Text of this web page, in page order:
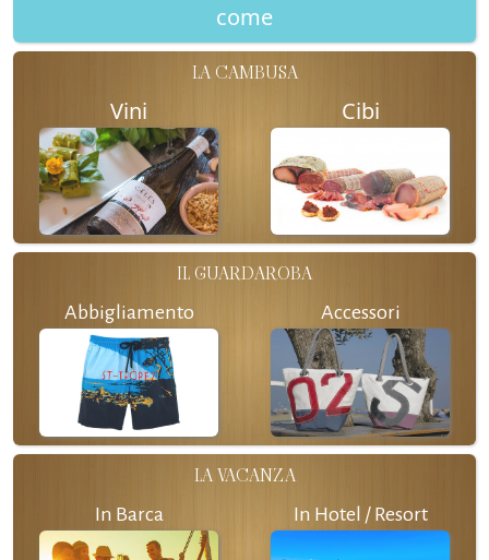
come
LA CAMBUSA
Vini Cibi
IL GUARDAROBA
Abbigliamento Accessori
LA VACANZA
In Barca In Hotel / Resort